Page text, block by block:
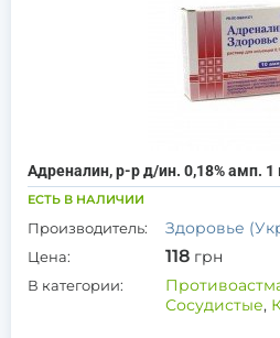
Адреналин, р-р д/ин. 0,18% амп.
ЕСТЬ В НАЛИЧИИ
Производитель: Здоровье
Цена: 118 грн
В категории:
Сосудистые,